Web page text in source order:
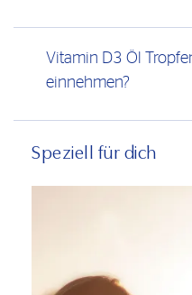
Vitamin D3 Öl
einnehmen?
Speziell für dich